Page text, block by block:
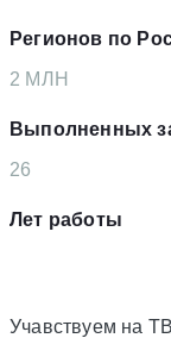
Регионов по
2 MЛН
Выполненных
26
Лет работы
Учавствуем на ТВ